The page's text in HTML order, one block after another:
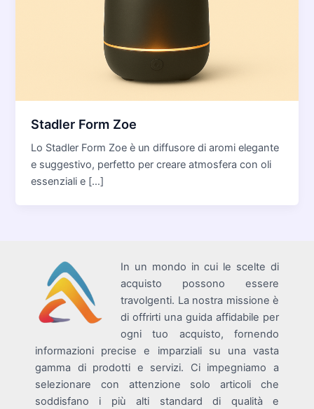
Stadler Form Zoe
Lo Stadler Form Zoe è un diffusore di aromi elegante
e suggestivo, perfetto per creare atmosfera con oli
essenziali e […]
In un mondo in cui le scelte di
acquisto possono essere
travolgenti. La nostra missione è
di offrirti una guida affidabile per
ogni tuo acquisto, fornendo
informazioni precise e imparziali su una vasta
gamma di prodotti e servizi. Ci impegniamo a
selezionare con attenzione solo articoli che
soddisfano i più alti standard di qualità e